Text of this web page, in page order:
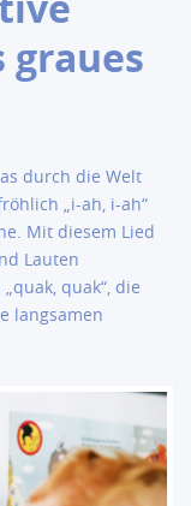
graues
durch die Welt
„i-ah, i-ah“
Mit diesem Lied
Lauten
quak“, die
langsamen